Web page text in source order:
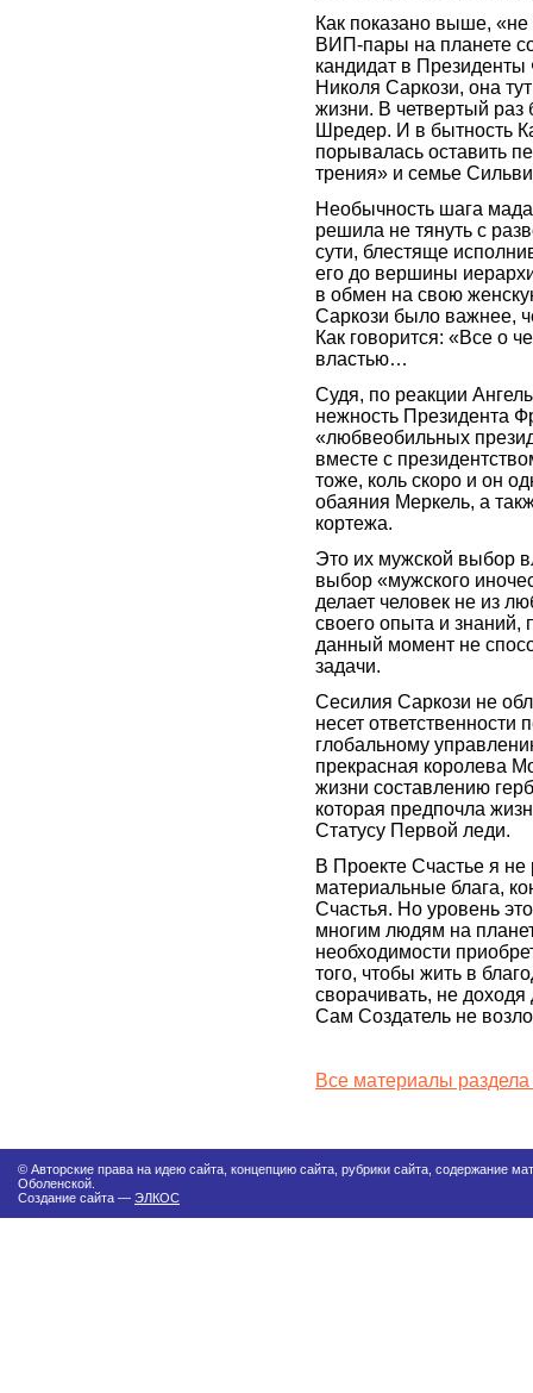
Как показано выше,
ВИП-пары на планете
кандидат в
Николя Саркози, она
жизни. В четвертый
Шредер. И в бытность
порывалась оставить
трения» и семье
Необычность шага
решила не тянуть с
сути, блестяще
его до вершины
в обмен на свою
Саркози было важнее,
Как говорится: «Все о
властью…
Судя, по реакции
нежность Президента
«любвеобильных
вместе с
тоже, коль скоро и он
обаяния Меркель, а
кортежа.
Это их мужской выбор
выбор «мужского
делает человек не из
своего опыта и знаний,
данный момент не
задачи.
Сесилия Саркози не
несет
глобальному
прекрасная королева
жизни составлению
которая предпочла
Статусу Первой леди.
В Проекте Счастье я
материальные блага,
Счастья. Но уровень
многим людям на
необходимости
того, чтобы жить в
сворачивать, не
Сам Создатель не
Все материалы
© Авторские права на идею сайта, концепцию сайта, рубрики сайта, содержание
Оболенской.
Создание сайта — ЭЛКОС